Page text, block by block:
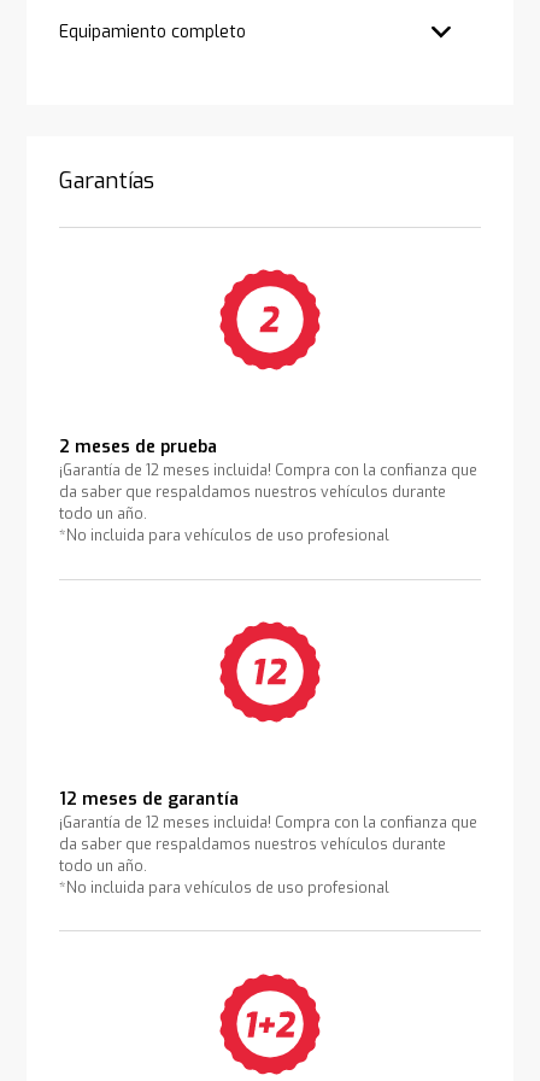
Equipamiento completo
Garantías
2 meses de prueba
¡Garantía de 12 meses incluida! Compra con la confianza que
da saber que respaldamos nuestros vehículos durante
todo un año.
*No incluida para vehículos de uso profesional
12 meses de garantía
¡Garantía de 12 meses incluida! Compra con la confianza que
da saber que respaldamos nuestros vehículos durante
todo un año.
*No incluida para vehículos de uso profesional